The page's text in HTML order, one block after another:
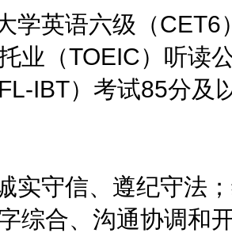
英语六级（CET6
业（TOEIC）听读
IBT）考试85分
守信、遵纪守法；
综合、沟通协调和